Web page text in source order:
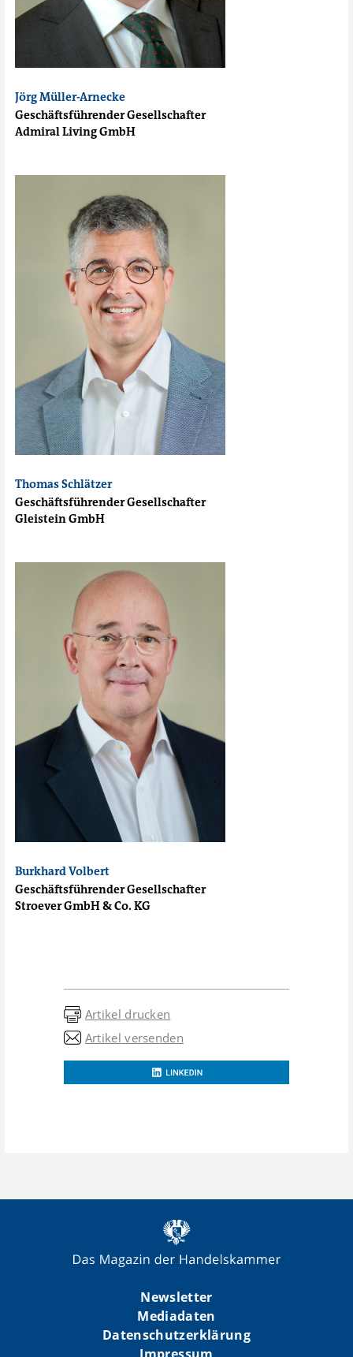
Jörg Müller-Arnecke
Geschäftsführender Gesellschafter
Admiral Living GmbH
Thomas Schlätzer
Geschäftsführender Gesellschafter
Gleistein GmbH
Burkhard Volbert
Geschäftsführender Gesellschafter
Stroever GmbH & Co. KG
Artikel drucken
Artikel versenden
Newsletter
Mediadaten
Datenschutzerklärung